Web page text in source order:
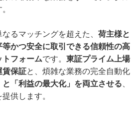
るマッチングを超えた、 荷主様と
かつ安全に取引できる信頼性の高
トフォームです。 東証プライム上場
賃保証と、煩雑な業務の完全自動化
と「利益の最大化」を両立させる、
供します。